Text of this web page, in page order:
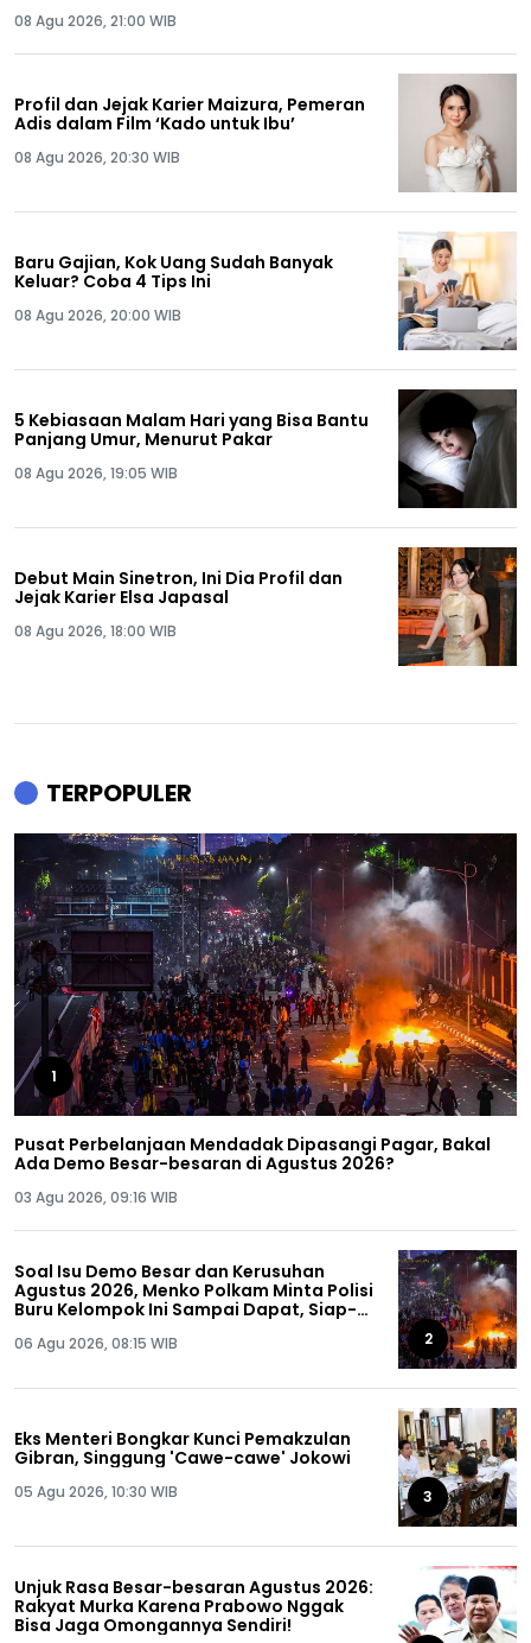
08 Agu 2026, 21:00 WIB
Profil dan Jejak Karier Maizura, Pemeran
Adis dalam Film ‘Kado untuk Ibu’
08 Agu 2026, 20:30 WIB
Baru Gajian, Kok Uang Sudah Banyak
Keluar? Coba 4 Tips Ini
08 Agu 2026, 20:00 WIB
5 Kebiasaan Malam Hari yang Bisa Bantu
Panjang Umur, Menurut Pakar
08 Agu 2026, 19:05 WIB
Debut Main Sinetron, Ini Dia Profil dan
Jejak Karier Elsa Japasal
08 Agu 2026, 18:00 WIB
TERPOPULER
1
Pusat Perbelanjaan Mendadak Dipasangi Pagar, Bakal
Ada Demo Besar-besaran di Agustus 2026?
03 Agu 2026, 09:16 WIB
Soal Isu Demo Besar dan Kerusuhan
Agustus 2026, Menko Polkam Minta Polisi
Buru Kelompok Ini Sampai Dapat, Siap-
06 Agu 2026, 08:15 WIB 2
Eks Menteri Bongkar Kunci Pemakzulan
Gibran, Singgung 'Cawe-cawe' Jokowi
05 Agu 2026, 10:30 WIB 3
Unjuk Rasa Besar-besaran Agustus 2026:
Rakyat Murka Karena Prabowo Nggak
Bisa Jaga Omongannya Sendiri!